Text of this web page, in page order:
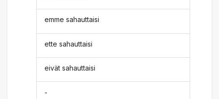
emme sahauttaisi
ette sahauttaisi
eivät sahauttaisi
-